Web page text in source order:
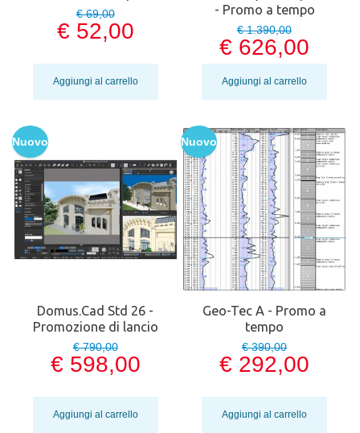
€ 69,00
€ 52,00
Aggiungi al carrello
- Promo a tempo
€ 1.390,00
€ 626,00
Aggiungi al carrello
Nuovo
Domus.Cad Std 26 -
Promozione di lancio
€ 790,00
€ 598,00
Aggiungi al carrello
Nuovo
Geo-Tec A - Promo a
tempo
€ 390,00
€ 292,00
Aggiungi al carrello